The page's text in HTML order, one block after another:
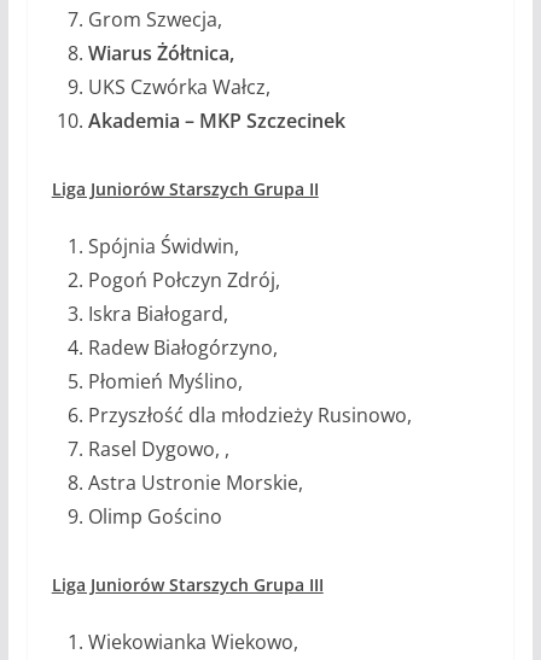
Grom Szwecja,
Wiarus Żółtnica,
UKS Czwórka Wałcz,
Akademia – MKP Szczecinek
Liga Juniorów Starszych Grupa II
Spójnia Świdwin,
Pogoń Połczyn Zdrój,
Iskra Białogard,
Radew Białogórzyno,
Płomień Myślino,
Przyszłość dla młodzieży Rusinowo,
Rasel Dygowo, ,
Astra Ustronie Morskie,
Olimp Gościno
Liga Juniorów Starszych Grupa III
Wiekowianka Wiekowo,